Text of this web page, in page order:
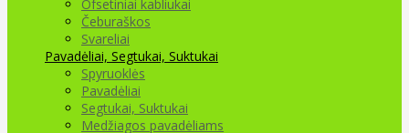
Ofsetiniai kabliukai
Čeburaškos
Svareliai
Pavadėliai, Segtukai, Suktukai
Spyruoklės
Pavadėliai
Segtukai, Suktukai
Medžiagos pavadėliams